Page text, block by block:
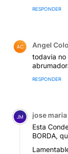
RESPONDER
AC Angel
todavia no
RESPONDER
Comentario de
JM jose
Esta
BORDA,